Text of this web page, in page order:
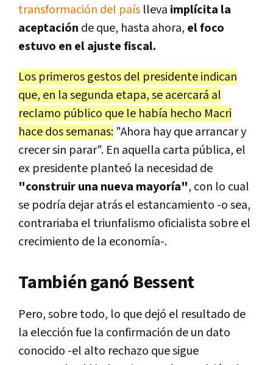
transformación del país lleva implícita la
aceptación de que, hasta ahora, el foco
estuvo en el ajuste fiscal.
Los primeros gestos del presidente indican
que, en la segunda etapa, se acercará al
reclamo público que le había hecho Macri
hace dos semanas: "Ahora hay que arrancar y
crecer sin parar". En aquella carta pública, el
ex presidente planteó la necesidad de
"construir una nueva mayoría", con lo cual
se podría dejar atrás el estancamiento -o sea,
contrariaba el triunfalismo oficialista sobre el
crecimiento de la economía-.
También ganó Bessent
Pero, sobre todo, lo que dejó el resultado de
la elección fue la confirmación de un dato
conocido -el alto rechazo que sigue